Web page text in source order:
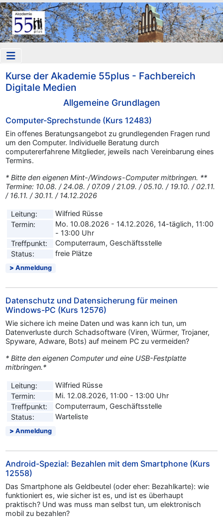
Kurse der Akademie 55plus - Fachbereich
Digitale Medien
Allgemeine Grundlagen
Computer-Sprechstunde (Kurs 12483)
Ein offenes Beratungsangebot zu grundlegenden Fragen rund
um den Computer. Individuelle Beratung durch
computererfahrene Mitglieder, jeweils nach Vereinbarung eines
Termins.
* Bitte den eigenen Mint-/Windows-Computer mitbringen. **
Termine: 10.08. / 24.08. / 07.09 / 21.09. / 05.10. / 19.10. / 02.11.
/ 16.11. / 30.11. / 14.12.2026
Leitung:
Wilfried Rüsse
Termin:
Mo. 10.08.2026 - 14.12.2026, 14-täglich, 11:00
- 13:00 Uhr
Treffpunkt:
Computerraum, Geschäftsstelle
Status:
freie Plätze
Anmeldung
Datenschutz und Datensicherung für meinen
Windows-PC (Kurs 12576)
Wie sichere ich meine Daten und was kann ich tun, um
Datenverluste durch Schadsoftware (Viren, Würmer, Trojaner,
Spyware, Adware, Bots) auf meinem PC zu vermeiden?
* Bitte den eigenen Computer und eine USB-Festplatte
mitbringen.*
Leitung:
Wilfried Rüsse
Termin:
Mi. 12.08.2026, 11:00 - 13:00 Uhr
Treffpunkt:
Computerraum, Geschäftsstelle
Status:
Warteliste
Anmeldung
Android-Spezial: Bezahlen mit dem Smartphone (Kurs
12558)
Das Smartphone als Geldbeutel (oder eher: Bezahlkarte): wie
funktioniert es, wie sicher ist es, und ist es überhaupt
praktisch? Und was muss man selbst tun, um elektronisch
mobil zu bezahlen?